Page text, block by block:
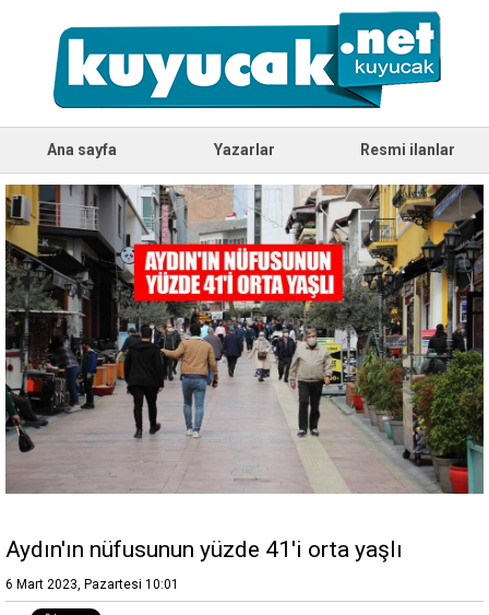
Ana sayfa Yazarlar Resmi ilanlar
Aydın'ın nüfusunun yüzde 41'i orta yaşlı
6 Mart 2023, Pazartesi 10:01